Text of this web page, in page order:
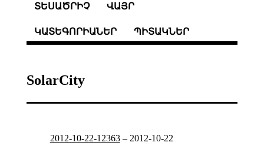
ՏԵՍԱԾՐԻՉ ՎԱՅՐ
ԿԱՏԵԳՈՐԻԱՆԵՐ ՊԻՏԱԿՆԵՐ
SolarCity
2012-10-22-12363– 2012-10-22